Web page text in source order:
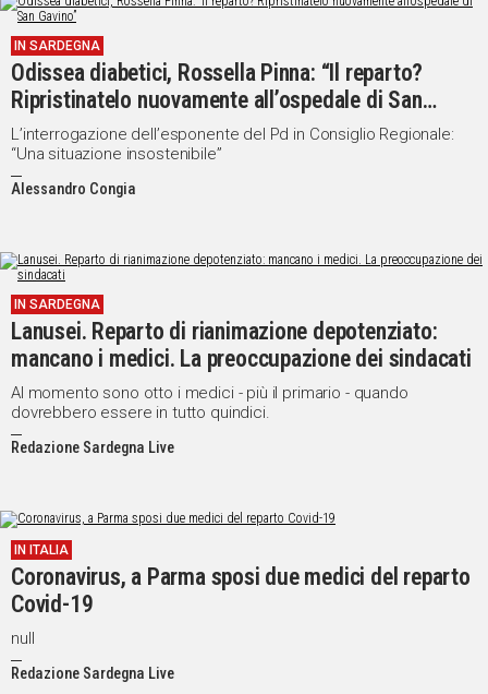
IN SARDEGNA
Odissea diabetici, Rossella Pinna: “Il reparto?
Ripristinatelo nuovamente all’ospedale di San
Gavino”
L’interrogazione dell’esponente del Pd in Consiglio Regionale:
“Una situazione insostenibile”
Alessandro Congia
IN SARDEGNA
Lanusei. Reparto di rianimazione depotenziato:
mancano i medici. La preoccupazione dei sindacati
Al momento sono otto i medici - più il primario - quando
dovrebbero essere in tutto quindici.
Redazione Sardegna Live
IN ITALIA
Coronavirus, a Parma sposi due medici del reparto
Covid-19
null
Redazione Sardegna Live